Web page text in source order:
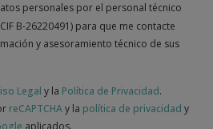
personales por el personal técnico
B-26220491) para que me contacte
y asesoramiento técnico de sus
Legal y la Política de Privacidad.
reCAPTCHAy la política de privacidad y
aplicados.